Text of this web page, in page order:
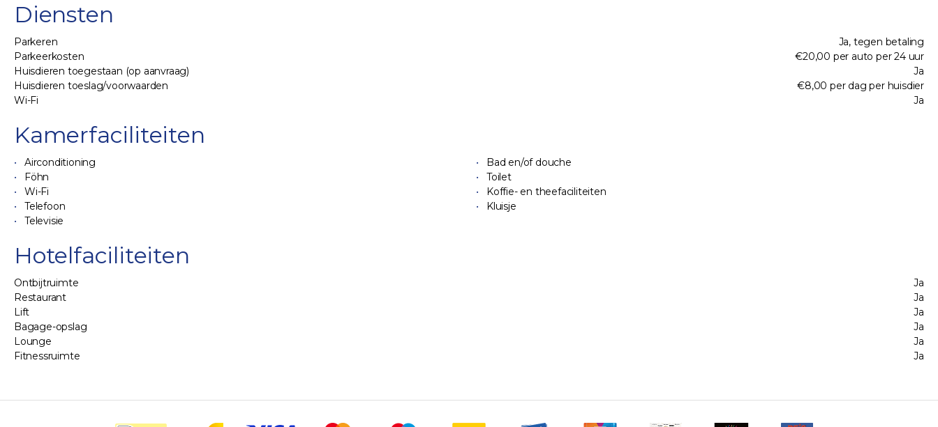
Diensten
Parkeren
Ja, tegen betaling
Parkeerkosten
€20,00 per auto per 24 uur
Huisdieren toegestaan (op aanvraag)
Ja
Huisdieren toeslag/voorwaarden
€8,00 per dag per huisdier
Wi-Fi
Ja
Kamerfaciliteiten
Airconditioning
Bad en/of douche
Föhn
Toilet
Wi-Fi
Koffie- en theefaciliteiten
Telefoon
Kluisje
Televisie
Hotelfaciliteiten
Ontbijtruimte
Ja
Restaurant
Ja
Lift
Ja
Bagage-opslag
Ja
Lounge
Ja
Fitnessruimte
Ja